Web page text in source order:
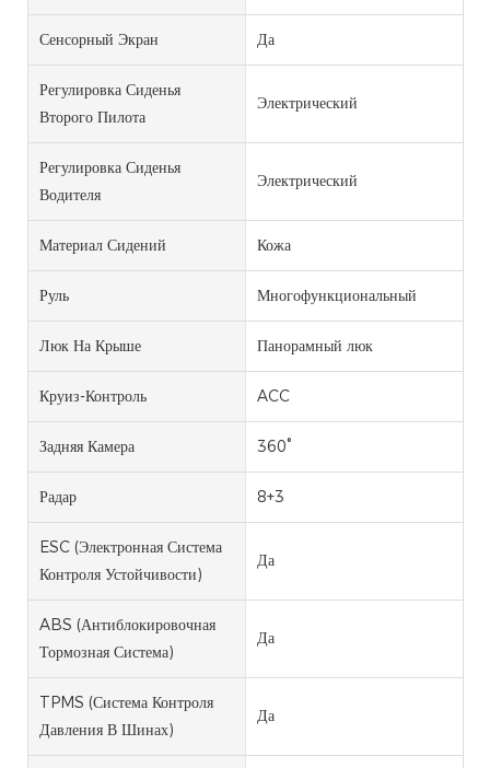
Сенсорный Экран Да
Регулировка Сиденья
Второго Пилота
Электрический
Регулировка Сиденья
Водителя
Электрический
Материал Сидений Кожа
Руль Многофункциональный
Люк На Крыше Панорамный люк
Круиз-Контроль ACC
Задняя Камера 360°
Радар 8+3
ESC (электронная Система
Контроля Устойчивости)
Да
ABS (антиблокировочная
Тормозная Система)
Да
TPMS (система Контроля
Давления В Шинах)
Да